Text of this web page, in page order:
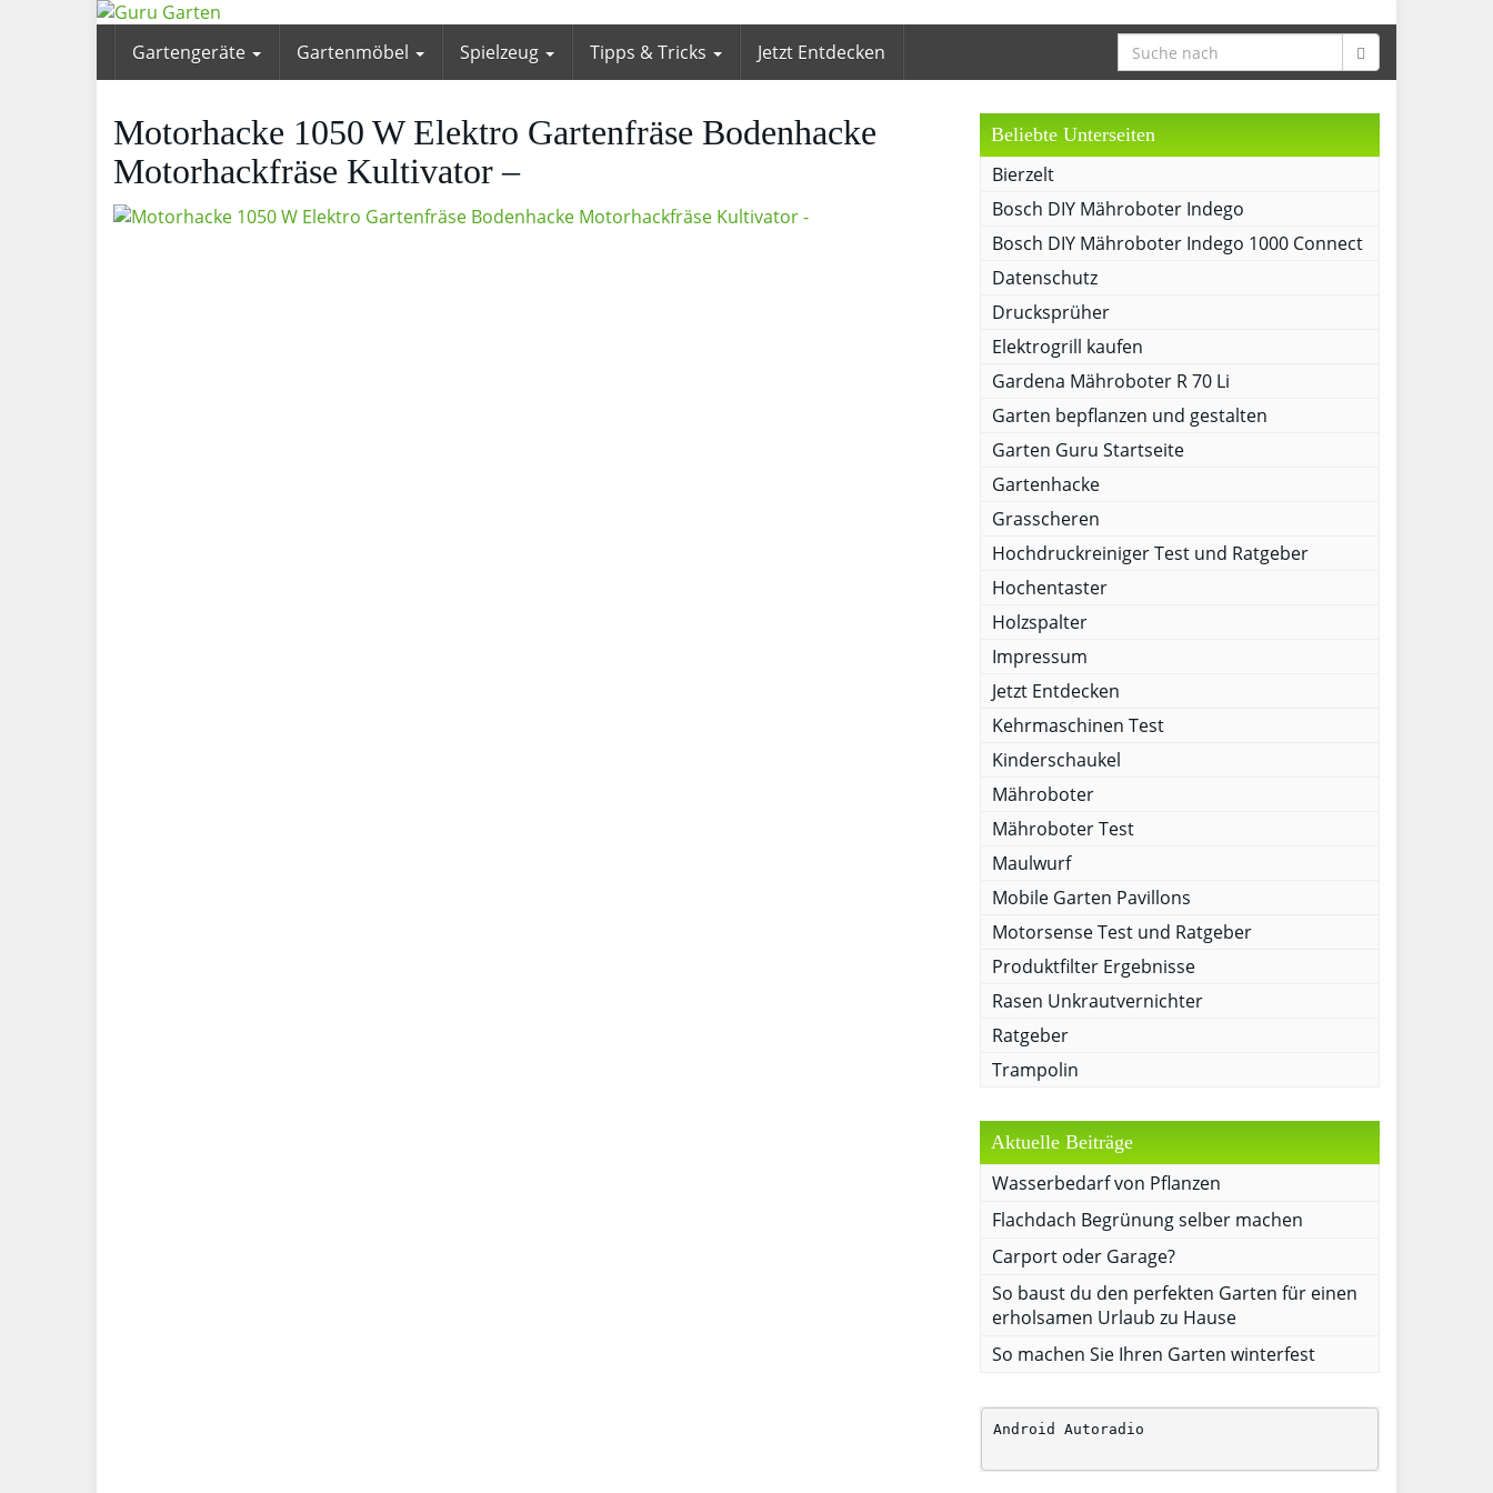
Gartengeräte Gartenmöbel Spielzeug Tipps & Tricks Jetzt Entdecken
Motorhacke 1050 W Elektro Gartenfräse Bodenhacke
Motorhackfräse Kultivator –
Beliebte Unterseiten
Bierzelt
Bosch DIY Mähroboter Indego
Bosch DIY Mähroboter Indego 1000 Connect
Datenschutz
Drucksprüher
Elektrogrill kaufen
Gardena Mähroboter R 70 Li
Garten bepflanzen und gestalten
Garten Guru Startseite
Gartenhacke
Grasscheren
Hochdruckreiniger Test und Ratgeber
Hochentaster
Holzspalter
Impressum
Jetzt Entdecken
Kehrmaschinen Test
Kinderschaukel
Mähroboter
Mähroboter Test
Maulwurf
Mobile Garten Pavillons
Motorsense Test und Ratgeber
Produktfilter Ergebnisse
Rasen Unkrautvernichter
Ratgeber
Trampolin
Aktuelle Beiträge
Wasserbedarf von Pflanzen
Flachdach Begrünung selber machen
Carport oder Garage?
So baust du den perfekten Garten für einen
erholsamen Urlaub zu Hause
So machen Sie Ihren Garten winterfest
Android Autoradio